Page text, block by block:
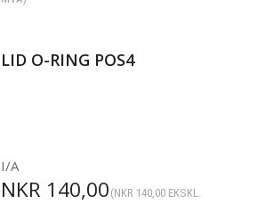
LID O-RING POS4
I/A
NKR 140,00 (NKR 140,00EKSKL.